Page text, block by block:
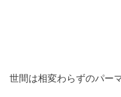
世間は相変わらずのパー